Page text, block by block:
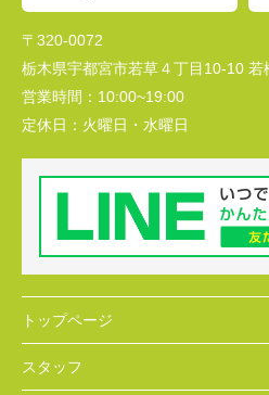
〒320-0072
栃木県宇都宮市若草４丁目10-10 若
営業時間： 10:00~19:00
定休日： 火曜日・水曜日
トップページ
スタッフ